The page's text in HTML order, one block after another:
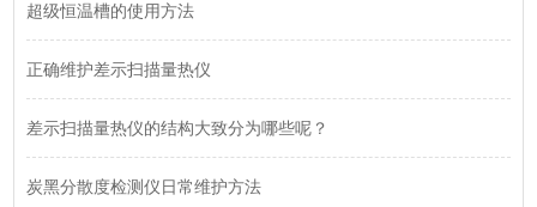
超级恒温槽的使用方法
正确维护差示扫描量热仪
差示扫描量热仪的结构大致分为哪些呢？
炭黑分散度检测仪日常维护方法